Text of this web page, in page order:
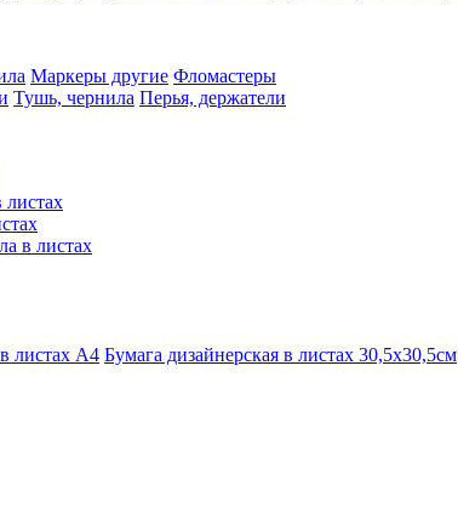
Маркеры другие Фломастеры
Тушь, чернила Перья, держатели
листах
в листах
листах А4 Бумага дизайнерская в листах 30,5х30,5см